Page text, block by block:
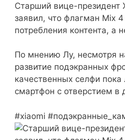
Старший вице-президент
заявил, что флагман Mix
потребления контента, а
По мнению Лу, несмотря
развитие подэкранных
качественных селфи
смартфон с отверстием в
#xiaomi